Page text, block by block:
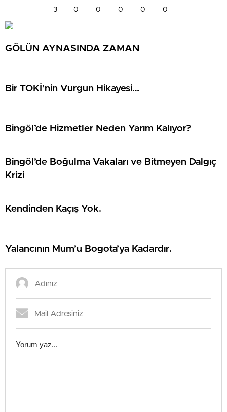
3 0 0 0 0 0
GÖLÜN AYNASINDA ZAMAN
Bir TOKİ’nin Vurgun Hikayesi…
Bingöl’de Hizmetler Neden Yarım Kalıyor?
Bingöl’de Boğulma Vakaları ve Bitmeyen Dalgıç
Krizi
Kendinden Kaçış Yok.
Yalancının Mum’u Bogota’ya Kadardır.